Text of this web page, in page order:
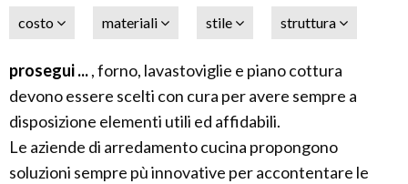
costo materiali stile struttura
prosegui ..., forno, lavastoviglie e piano cottura
devono essere scelti con cura per avere sempre a
disposizione elementi utili ed affidabili.
Le aziende di arredamento cucina propongono
soluzioni sempre pù innovative per accontentare le